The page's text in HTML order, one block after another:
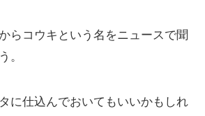
らコウキという名をニュースで聞
。
に仕込んでおいてもいいかもしれ